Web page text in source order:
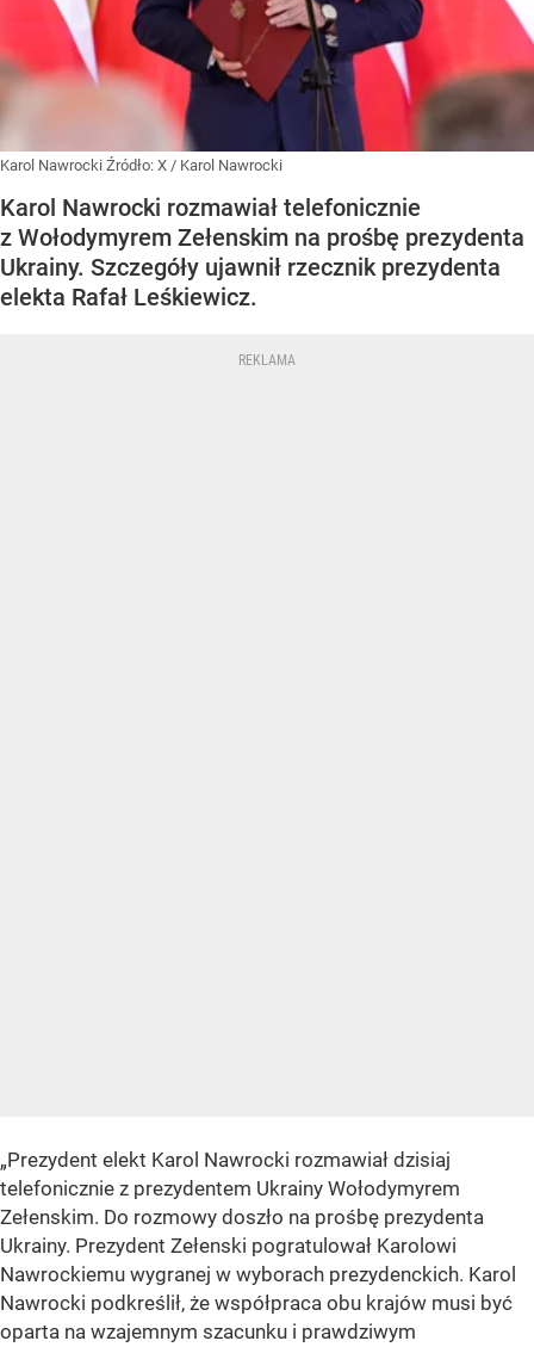
Karol Nawrocki Źródło: X / Karol Nawrocki
Karol Nawrocki rozmawiał telefonicznie
z Wołodymyrem Zełenskim na prośbę prezydenta
Ukrainy. Szczegóły ujawnił rzecznik prezydenta
elekta Rafał Leśkiewicz.
„Prezydent elekt Karol Nawrocki rozmawiał dzisiaj
telefonicznie z prezydentem Ukrainy Wołodymyrem
Zełenskim. Do rozmowy doszło na prośbę prezydenta
Ukrainy. Prezydent Zełenski pogratulował Karolowi
Nawrockiemu wygranej w wyborach prezydenckich. Karol
Nawrocki podkreślił, że współpraca obu krajów musi być
oparta na wzajemnym szacunku i prawdziwym